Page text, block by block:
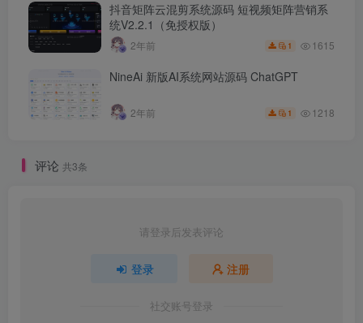
抖音矩阵云混剪系统源码 短视频矩阵营销系
统V2.2.1（免授权版）
2年前 1 1615
NineAi 新版AI系统网站源码 ChatGPT
2年前 1 1218
评论 共3条
请登录后发表评论
登录 注册
社交账号登录